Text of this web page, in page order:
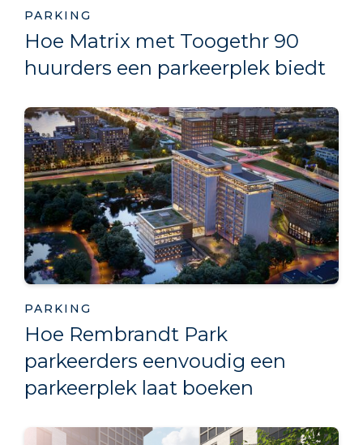
PARKING
Hoe Matrix met Toogethr 90
huurders een parkeerplek biedt
PARKING
Hoe Rembrandt Park
parkeerders eenvoudig een
parkeerplek laat boeken